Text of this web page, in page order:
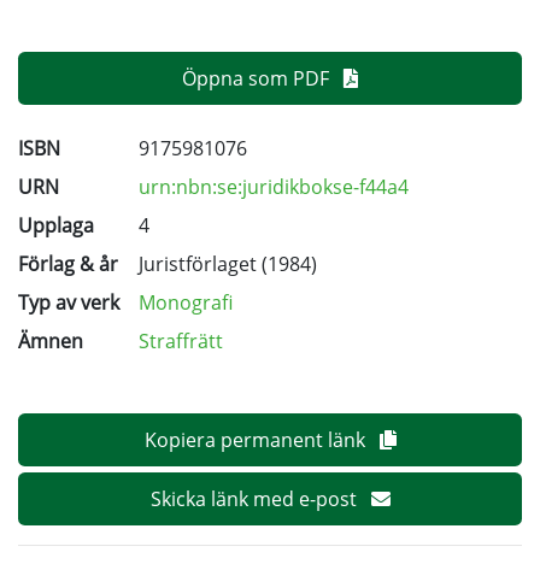
Öppna som PDF
ISBN
9175981076
URN
urn:nbn:se:juridikbokse-f44a4
Upplaga
4
Förlag & år
Juristförlaget (1984)
Typ av verk
Monografi
Ämnen
Straffrätt
Kopiera permanent länk
Skicka länk med e-post